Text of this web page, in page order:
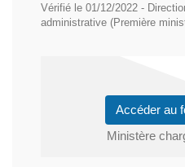
Vérifié le 01/12/2022 -
administrative (Première
Accéder au
Ministère